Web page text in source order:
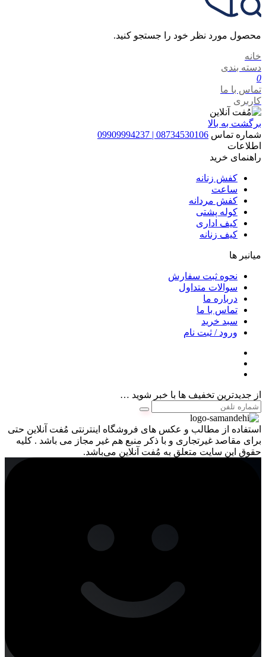
محصول مورد نظر خود را جستجو کنید.
خانه
دسته بندی
0
تماس با ما
کاربری
برگشت به بالا
شماره تماس 08734530106 | 09909994237
اطلاعات
راهنمای خرید
کفش زنانه
ساعت
کفش مردانه
کوله پشتی
کیف اداری
کیف زنانه
میانبر ها
نحوه ثبت سفارش
سوالات متداول
درباره ما
تماس با ما
سبد خرید
ورود / ثبت نام
از جدیدترین تخفیف ها با خبر شوید …
استفاده از مطالب و عکس های فروشگاه اینترنتی مُفت آنلاین حتی
برای مقاصد غیرتجاری و با ذکر منبع هم غیر مجاز می باشد . کلیه
حقوق این سایت متعلق به مُفت آنلاین می‌باشد.